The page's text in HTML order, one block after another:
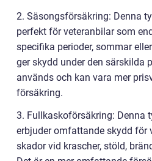
2. Säsongsförsäkring: Denna
perfekt för veteranbilar som
specifika perioder, sommar
ger skydd under den särskilda
används och kan vara mer
försäkring.
3. Fullkaskoförsäkring: Denna
erbjuder omfattande skydd för
skador vid krascher, stöld,